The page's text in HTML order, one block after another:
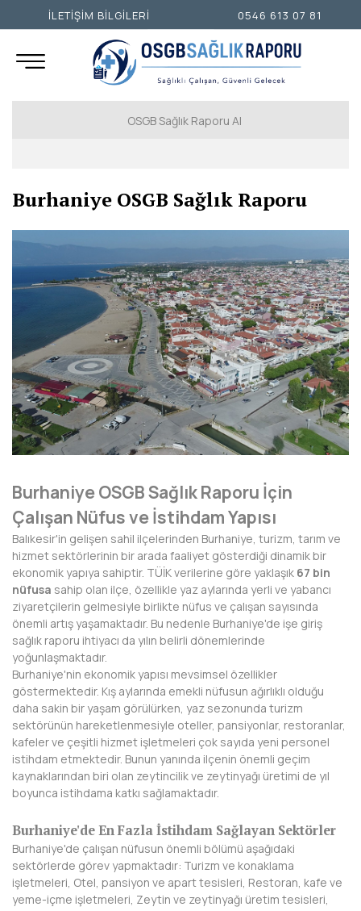
OSGB Sağlık Raporu Al
İSTANBUL ANADOLU YAKASI
ANKARA
İZMİR
ADIYAMAN
AFYONKARAHİSAR
AĞRI
AKSARAY
ANTALYA
ARDAHAN
ARTVİN
AYDIN
BALIKESİR
BARTIN
BATMAN
BAYBURT
BİLECİK
BİTLİS
BOLU
Burhaniye OSGB Sağlık Raporu
Burhaniye OSGB Sağlık Raporu İçin
Çalışan Nüfus ve İstihdam Yapısı
Balıkesir'in gelişen sahil ilçelerinden Burhaniye, turizm, tarım ve
hizmet sektörlerinin bir arada faaliyet gösterdiği dinamik bir
ekonomik yapıya sahiptir. TÜİK verilerine göre yaklaşık 67 bin
nüfusa sahip olan ilçe, özellikle yaz aylarında yerli ve yabancı
ziyaretçilerin gelmesiyle birlikte nüfus ve çalışan sayısında
önemli artış yaşamaktadır. Bu nedenle Burhaniye'de işe giriş
sağlık raporu ihtiyacı da yılın belirli dönemlerinde
yoğunlaşmaktadır.
Burhaniye'nin ekonomik yapısı mevsimsel özellikler
göstermektedir. Kış aylarında emekli nüfusun ağırlıklı olduğu
daha sakin bir yaşam görülürken, yaz sezonunda turizm
sektörünün hareketlenmesiyle oteller, pansiyonlar, restoranlar,
kafeler ve çeşitli hizmet işletmeleri çok sayıda yeni personel
istihdam etmektedir. Bunun yanında ilçenin önemli geçim
kaynaklarından biri olan zeytincilik ve zeytinyağı üretimi de yıl
boyunca istihdama katkı sağlamaktadır.
Burhaniye'de En Fazla İstihdam Sağlayan Sektörler
Burhaniye'de çalışan nüfusun önemli bölümü aşağıdaki
sektörlerde görev yapmaktadır: Turizm ve konaklama
işletmeleri, Otel, pansiyon ve apart tesisleri, Restoran, kafe ve
yeme-içme işletmeleri, Zeytin ve zeytinyağı üretim tesisleri,
İLETİŞİM BİLGİLERİ 0546 613 07 81